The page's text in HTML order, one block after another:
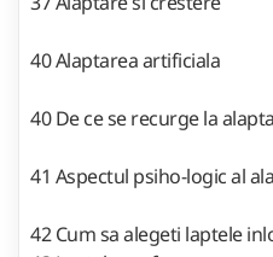
40 Alaptarea artificiala
40 De ce se recurge la
41 Aspectul psiho-logic al
42 Cum sa alegeti laptele